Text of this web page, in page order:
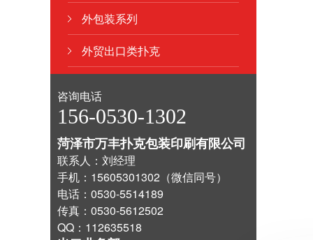
外包装系列
外贸出口类扑克
咨询电话
156-0530-1302
菏泽市万丰扑克包装印刷有限公司
联系人：刘经理
手机：15605301302（微信同号）
电话：0530-5514189
传真：0530-5612502
QQ：112635518